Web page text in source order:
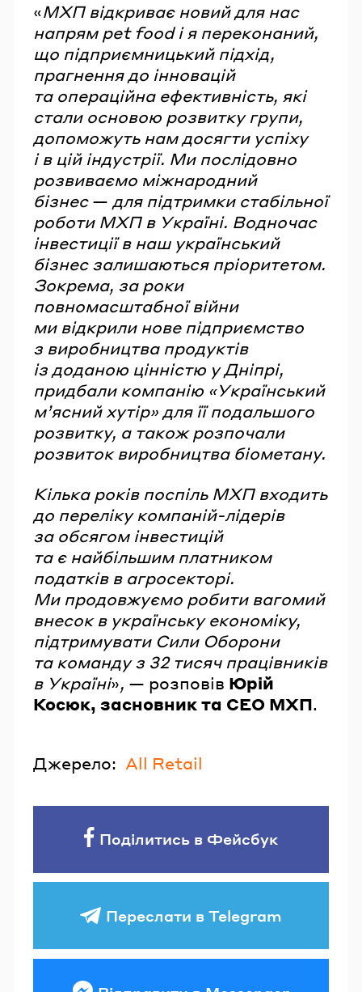
«МХП відкриває новий для нас
напрям pet food і я переконаний,
що підприємницький підхід,
прагнення до інновацій
та операційна ефективність, які
стали основою розвитку групи,
допоможуть нам досягти успіху
і в цій індустрії. Ми послідовно
розвиваємо міжнародний
бізнес— для підтримки стабільної
роботи МХП в Україні. Водночас
інвестиції в наш український
бізнес залишаються пріоритетом.
Зокрема, за роки
повномасштабної війни
ми відкрили нове підприємство
з виробництва продуктів
із доданою цінністю у Дніпрі,
придбали компанію «Український
мʼясний хутір» для її подальшого
розвитку, а також розпочали
розвиток виробництва біометану.
Кілька років поспіль МХП входить
до переліку компаній-лідерів
за обсягом інвестицій
та є найбільшим платником
податків в агросекторі.
Ми продовжуємо робити вагомий
внесок в українську економіку,
підтримувати Сили Оборони
та команду з 32 тисяч працівників
в Україні», — розповів Юрій
Косюк, засновник та CEO МХП.
Джерело: All Retail
Поділитись в Фейсбук
Переслати в Telegram